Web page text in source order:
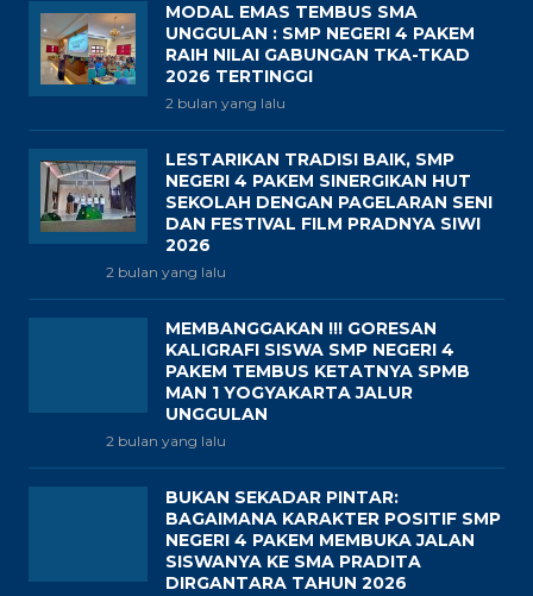
MODAL EMAS TEMBUS SMA
UNGGULAN : SMP NEGERI 4 PAKEM
RAIH NILAI GABUNGAN TKA-TKAD
2026 TERTINGGI
2 bulan yang lalu
LESTARIKAN TRADISI BAIK, SMP
NEGERI 4 PAKEM SINERGIKAN HUT
SEKOLAH DENGAN PAGELARAN SENI
DAN FESTIVAL FILM PRADNYA SIWI
2026
2 bulan yang lalu
MEMBANGGAKAN !!! GORESAN
KALIGRAFI SISWA SMP NEGERI 4
PAKEM TEMBUS KETATNYA SPMB
MAN 1 YOGYAKARTA JALUR
UNGGULAN
2 bulan yang lalu
BUKAN SEKADAR PINTAR:
BAGAIMANA KARAKTER POSITIF SMP
NEGERI 4 PAKEM MEMBUKA JALAN
SISWANYA KE SMA PRADITA
DIRGANTARA TAHUN 2026